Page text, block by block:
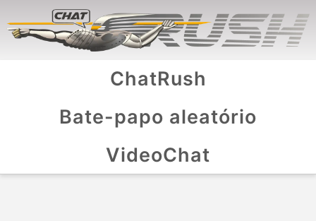
ChatRush
Bate-papo aleatório
VideoChat